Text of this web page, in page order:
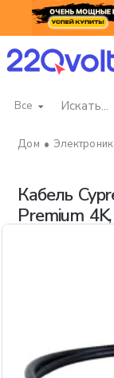
Все
Искать...
Кабель
Premium